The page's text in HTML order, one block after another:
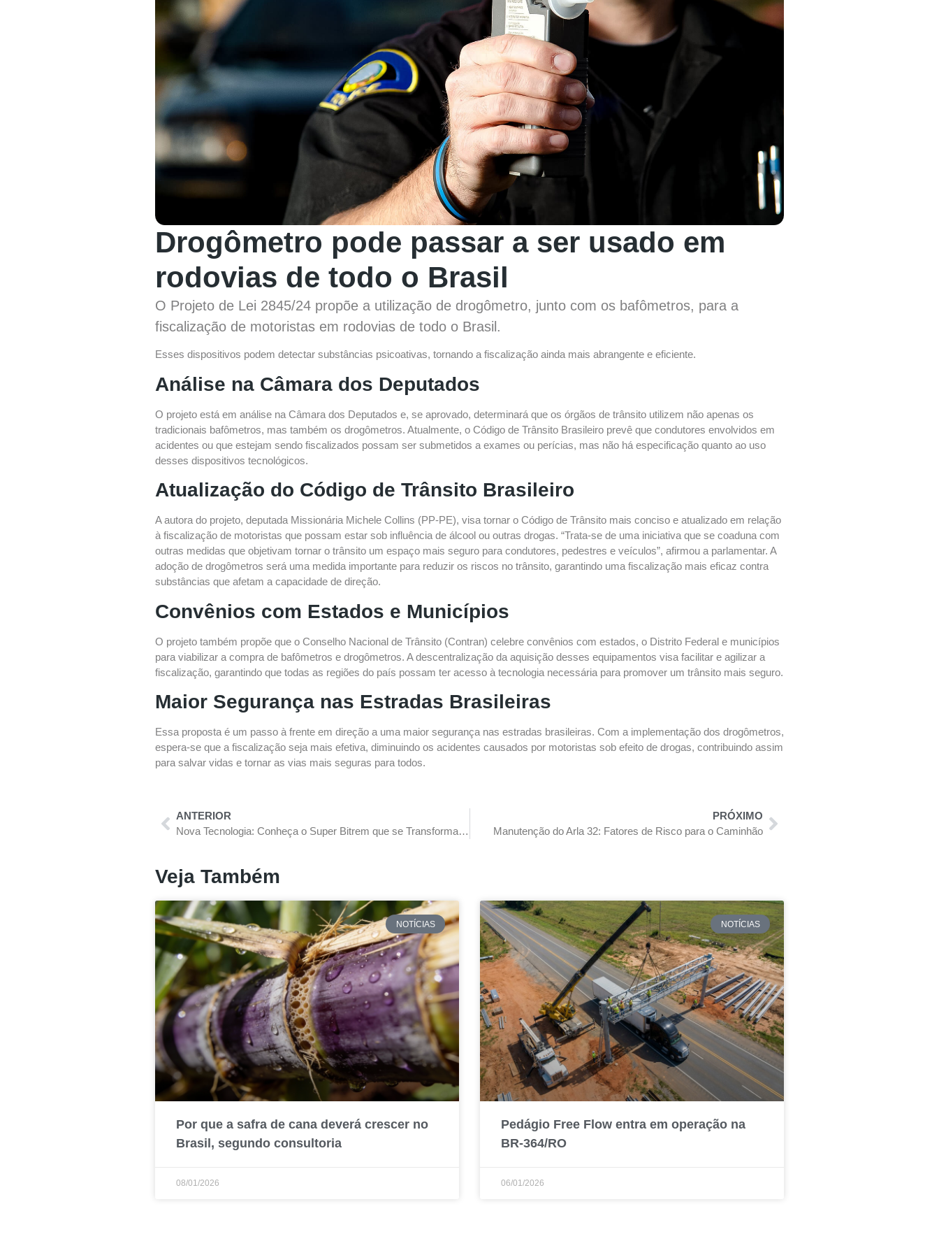
Drogômetro pode passar a ser usado em
rodovias de todo o Brasil
O Projeto de Lei 2845/24 propõe a utilização de drogômetro, junto com os bafômetros, para a
fiscalização de motoristas em rodovias de todo o Brasil.
Esses dispositivos podem detectar substâncias psicoativas, tornando a fiscalização ainda mais abrangente e eficiente.
Análise na Câmara dos Deputados
O projeto está em análise na Câmara dos Deputados e, se aprovado, determinará que os órgãos de trânsito utilizem não apenas os
tradicionais bafômetros, mas também os drogômetros. Atualmente, o Código de Trânsito Brasileiro prevê que condutores envolvidos em
acidentes ou que estejam sendo fiscalizados possam ser submetidos a exames ou perícias, mas não há especificação quanto ao uso
desses dispositivos tecnológicos.
Atualização do Código de Trânsito Brasileiro
A autora do projeto, deputada Missionária Michele Collins (PP-PE), visa tornar o Código de Trânsito mais conciso e atualizado em relação
à fiscalização de motoristas que possam estar sob influência de álcool ou outras drogas. “Trata-se de uma iniciativa que se coaduna com
outras medidas que objetivam tornar o trânsito um espaço mais seguro para condutores, pedestres e veículos”, afirmou a parlamentar. A
adoção de drogômetros será uma medida importante para reduzir os riscos no trânsito, garantindo uma fiscalização mais eficaz contra
substâncias que afetam a capacidade de direção.
Convênios com Estados e Municípios
O projeto também propõe que o Conselho Nacional de Trânsito (Contran) celebre convênios com estados, o Distrito Federal e municípios
para viabilizar a compra de bafômetros e drogômetros. A descentralização da aquisição desses equipamentos visa facilitar e agilizar a
fiscalização, garantindo que todas as regiões do país possam ter acesso à tecnologia necessária para promover um trânsito mais seguro.
Maior Segurança nas Estradas Brasileiras
Essa proposta é um passo à frente em direção a uma maior segurança nas estradas brasileiras. Com a implementação dos drogômetros,
espera-se que a fiscalização seja mais efetiva, diminuindo os acidentes causados por motoristas sob efeito de drogas, contribuindo assim
para salvar vidas e tornar as vias mais seguras para todos.
ANTERIOR
Nova Tecnologia: Conheça o Super Bitrem que se Transforma em Carreta Simples
PRÓXIMO
Manutenção do Arla 32: Fatores de Risco para o Caminhão
Veja Também
NOTÍCIAS
Por que a safra de cana deverá crescer no
Brasil, segundo consultoria
08/01/2026
NOTÍCIAS
Pedágio Free Flow entra em operação na
BR-364/RO
06/01/2026